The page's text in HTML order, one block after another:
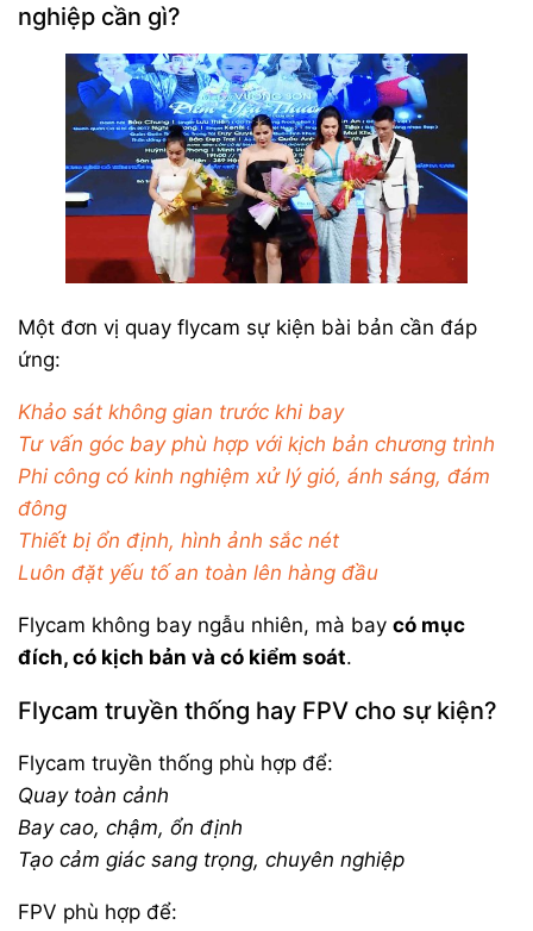
nghiệp cần gì?
Một đơn vị quay flycam sự kiện bài bản cần đáp
ứng:
Khảo sát không gian trước khi bay
Tư vấn góc bay phù hợp với kịch bản chương trình
Phi công có kinh nghiệm xử lý gió, ánh sáng, đám
đông
Thiết bị ổn định, hình ảnh sắc nét
Luôn đặt yếu tố an toàn lên hàng đầu
Flycam không bay ngẫu nhiên, mà baycó mục
đích, có kịch bản và có kiểm soát.
Flycam truyền thống hay FPV cho sự kiện?
Flycam truyền thống phù hợp để:
Quay toàn cảnh
Bay cao, chậm, ổn định
Tạo cảm giác sang trọng, chuyên nghiệp
FPV phù hợp để: